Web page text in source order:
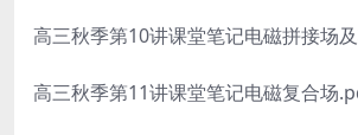
高三秋季第10讲课堂笔记电磁拼接场
高三秋季第11讲课堂笔记电磁复合场